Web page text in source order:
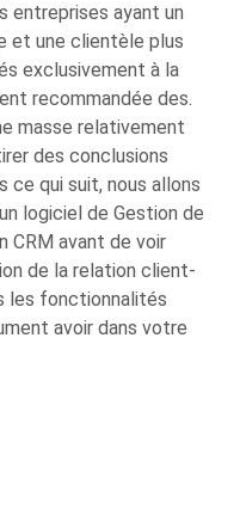
entreprises ayant un
et une clientèle plus
exclusivement à la
recommandée des.
masse relativement
des conclusions
ce qui suit, nous allons
logiciel de Gestion de
CRM avant de voir
de la relation client-
les fonctionnalités
avoir dans votre